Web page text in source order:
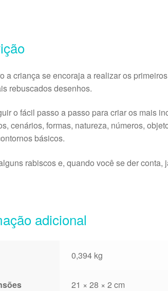
a criança se encoraja a realizar os
rebuscados desenhos.
o fácil passo a passo para criar os mais
cenários, formas, natureza, números,
básicos.
rabiscos e, quando você se der conta,
adicional
0,394 kg
21 × 28 × 2 cm